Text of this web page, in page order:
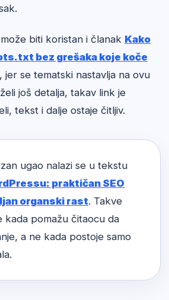
biti koristan i članak Kako
bez grešaka koje koče
, jer se tematski nastavlja na ovu
još detalja, takav link je
tekst i dalje ostaje čitljiv.
ugao nalazi se u tekstu
praktičan SEO
organski rast. Takve
kada pomažu čitaocu da
a ne kada postoje samo